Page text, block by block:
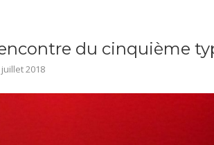
du cinquième
juillet 2018